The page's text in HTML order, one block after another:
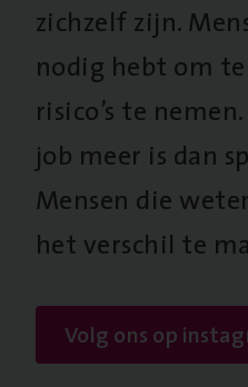
zichzelf zijn.
nodig hebt om
risico’s te
job meer is dan
Mensen die
het verschil te
Volg ons op